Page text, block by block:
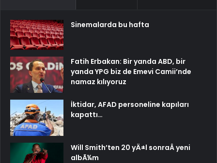
Sinemalarda bu hafta
Fatih Erbakan: Bir yanda ABD, bir
yanda YPG biz de Emevi Camii’nde
namaz kılıyoruz
İktidar, AFAD personeline kapıları
kapattı…
Will Smith’ten 20 yÄ±l sonraÂ yeni
albÃ¼m